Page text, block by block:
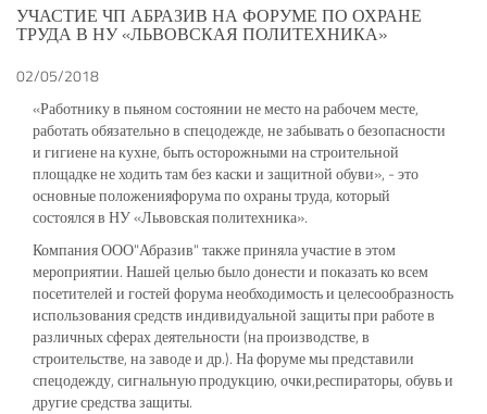
УЧАСТИЕ ЧП АБРАЗИВ НА ФОРУМЕ ПО ОХРАНЕ
ТРУДА В НУ «ЛЬВОВСКАЯ ПОЛИТЕХНИКА»
02/05/2018
«Работнику в пьяном состоянии не место на рабочем месте,
работать обязательно в спецодежде, не забывать о безопасности
и гигиене на кухне, быть осторожными на строительной
площадке не ходить там без каски и защитной обуви», - это
основные положенияфорума по охраны труда, который
состоялся в НУ «Львовская политехника».
Компания ООО"Абразив" также приняла участие в этом
мероприятии. Нашей целью было донести и показать ко всем
посетителей и гостей форума необходимость и целесообразность
использования средств индивидуальной защиты при работе в
различных сферах деятельности (на производстве, в
строительстве, на заводе и др.). На форуме мы представили
спецодежду, сигнальную продукцию, очки,респираторы, обувь и
другие средства защиты.